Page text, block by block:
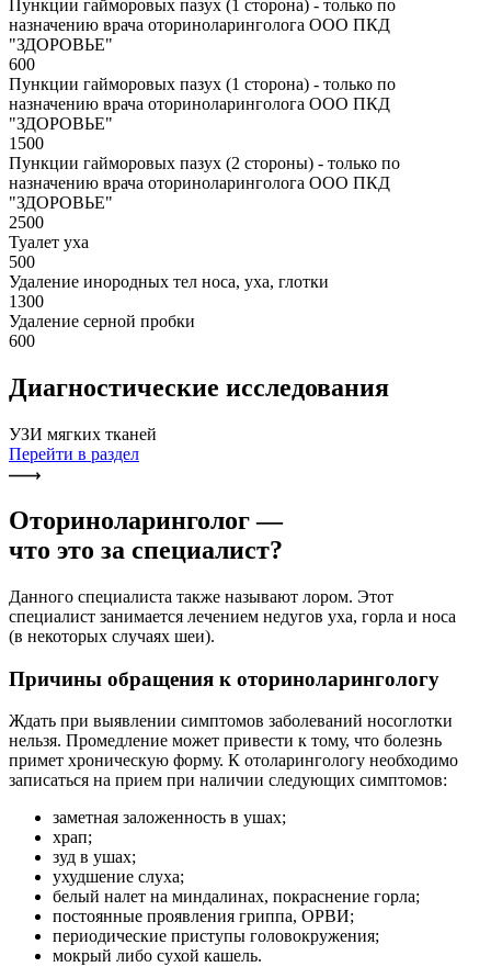
Пункции гайморовых пазух (1 сторона) - только по
назначению врача оториноларинголога ООО ПКД
"ЗДОРОВЬЕ"
600
Пункции гайморовых пазух (1 сторона) - только по
назначению врача оториноларинголога ООО ПКД
"ЗДОРОВЬЕ"
1500
Пункции гайморовых пазух (2 стороны) - только по
назначению врача оториноларинголога ООО ПКД
"ЗДОРОВЬЕ"
2500
Туалет уха
500
Удаление инородных тел носа, уха, глотки
1300
Удаление серной пробки
600
Диагностические исследования
УЗИ мягких тканей
Перейти в раздел
Оториноларинголог —
что это за специалист?
Данного специалиста также называют лором. Этот
специалист занимается лечением недугов уха, горла и носа
(в некоторых случаях шеи).
Причины обращения к оториноларингологу
Ждать при выявлении симптомов заболеваний носоглотки
нельзя. Промедление может привести к тому, что болезнь
примет хроническую форму. К отоларингологу необходимо
записаться на прием при наличии следующих симптомов:
заметная заложенность в ушах;
храп;
зуд в ушах;
ухудшение слуха;
белый налет на миндалинах, покраснение горла;
постоянные проявления гриппа, ОРВИ;
периодические приступы головокружения;
мокрый либо сухой кашель.